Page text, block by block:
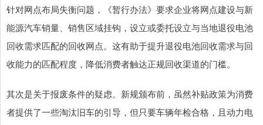
针对网点布局失衡问题，《暂行办法》要求企业将网点建设与新
能源汽车销量、销售区域挂钩，设立或委托设立与当地退役电池
回收需求匹配的回收网点。这有助于提升退役电池回收需求与回
收能力的匹配程度，降低消费者触达正规回收渠道的门槛。
其次是关于报废条件的疑虑。新规颁布前，虽然补贴政策为消费
者提供了一些淘汰旧车的引导，但只要车辆年检合格，且动力电